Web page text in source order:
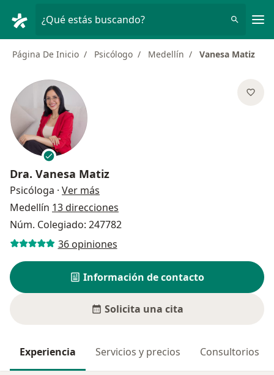
¿Qué estás buscando?
Página De Inicio Psicólogo Medellín Vanesa Matiz
Dra. Vanesa Matiz
Psicóloga · Ver más
Medellín 13 direcciones
Núm. Colegiado: 247782
36 opiniones
Información de contacto
Solicita una cita
Experiencia Servicios y precios Consultorios